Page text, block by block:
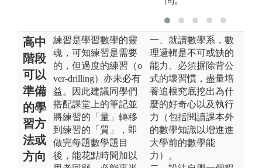
高中
階段
可以
準備
的學
習方
法或
方向
練習是學習數學的靈
魂，可知練習是需要
的，但過度的練習（o
ver-drilling）亦未必有
益。因此建議同學們
搭配課堂上的筆記並
將練習的「量」轉移
到練習的「質」，即
做完每題數學題目
後，能花點時間加以
一、就讀數學系，數
理邏輯是不可或缺的
能力。必須摒除背公
式的壞習慣，盡量培
養追根究底挖出為什
麼的好奇心以及執行
力（包括閱讀課本外
的數學知識以增進進
大學前的數學能
力）。